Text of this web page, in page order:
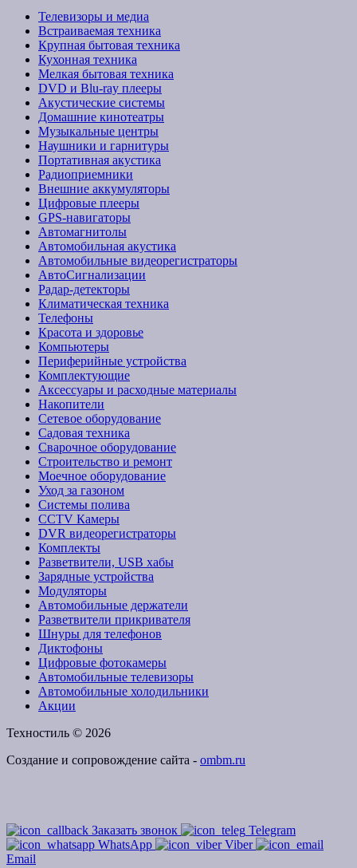
Телевизоры и медиа
Встраиваемая техника
Крупная бытовая техника
Кухонная техника
Мелкая бытовая техника
DVD и Blu-ray плееры
Акустические системы
Домашние кинотеатры
Музыкальные центры
Наушники и гарнитуры
Портативная акустика
Радиоприемники
Внешние аккумуляторы
Цифровые плееры
GPS-навигаторы
Автомагнитолы
Автомобильная акустика
Автомобильные видеорегистраторы
АвтоСигнализации
Радар-детекторы
Климатическая техника
Телефоны
Красота и здоровье
Компьютеры
Периферийные устройства
Комплектующие
Аксессуары и расходные материалы
Накопители
Сетевое оборудование
Садовая техника
Сварочное оборудование
Строительство и ремонт
Моечное оборудование
Уход за газоном
Системы полива
CCTV Камеры
DVR видеорегистраторы
Комплекты
Разветвители, USB хабы
Зарядные устройства
Модуляторы
Автомобильные держатели
Разветвители прикривателя
Шнуры для телефонов
Диктофоны
Цифровые фотокамеры
Автомобильные телевизоры
Автомобильные холодильники
Акции
Техностиль © 2026
Создание и сопровождение сайта - ombm.ru
Заказать звонок
Telegram
WhatsApp
Viber
Email